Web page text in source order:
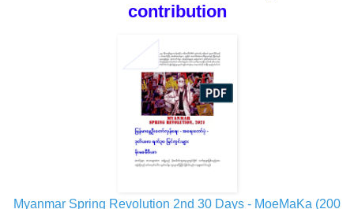
contribution
Myanmar Spring Revolution 2nd 30 Days - MoeMaKa (200